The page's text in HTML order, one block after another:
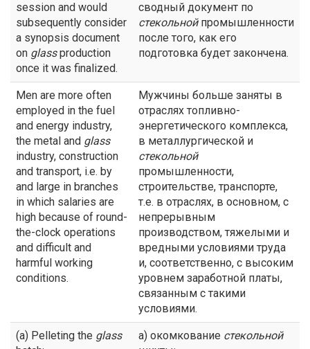
session and would
subsequently consider
a synopsis document
on glassproduction
once it was finalized.
сводный документ по
стекольнойпромышленности
после того, как его
подготовка будет закончена.
Men are more often
employed in the fuel
and energy industry,
the metal and glass
industry, construction
and transport, i.e. by
and large in branches
in which salaries are
high because of round-
the-clock operations
and difficult and
harmful working
conditions.
Мужчины больше заняты в
отраслях топливно-
энергетического комплекса,
в металлургической и
стекольной
промышленности,
строительстве, транспорте,
т.е. в отраслях, в основном, с
непрерывным
производством, тяжелыми и
вредными условиями труда
и, соответственно, с высоким
уровнем заработной платы,
связанным с такими
условиями.
(a) Pelleting the glass
а) окомкование стекольной